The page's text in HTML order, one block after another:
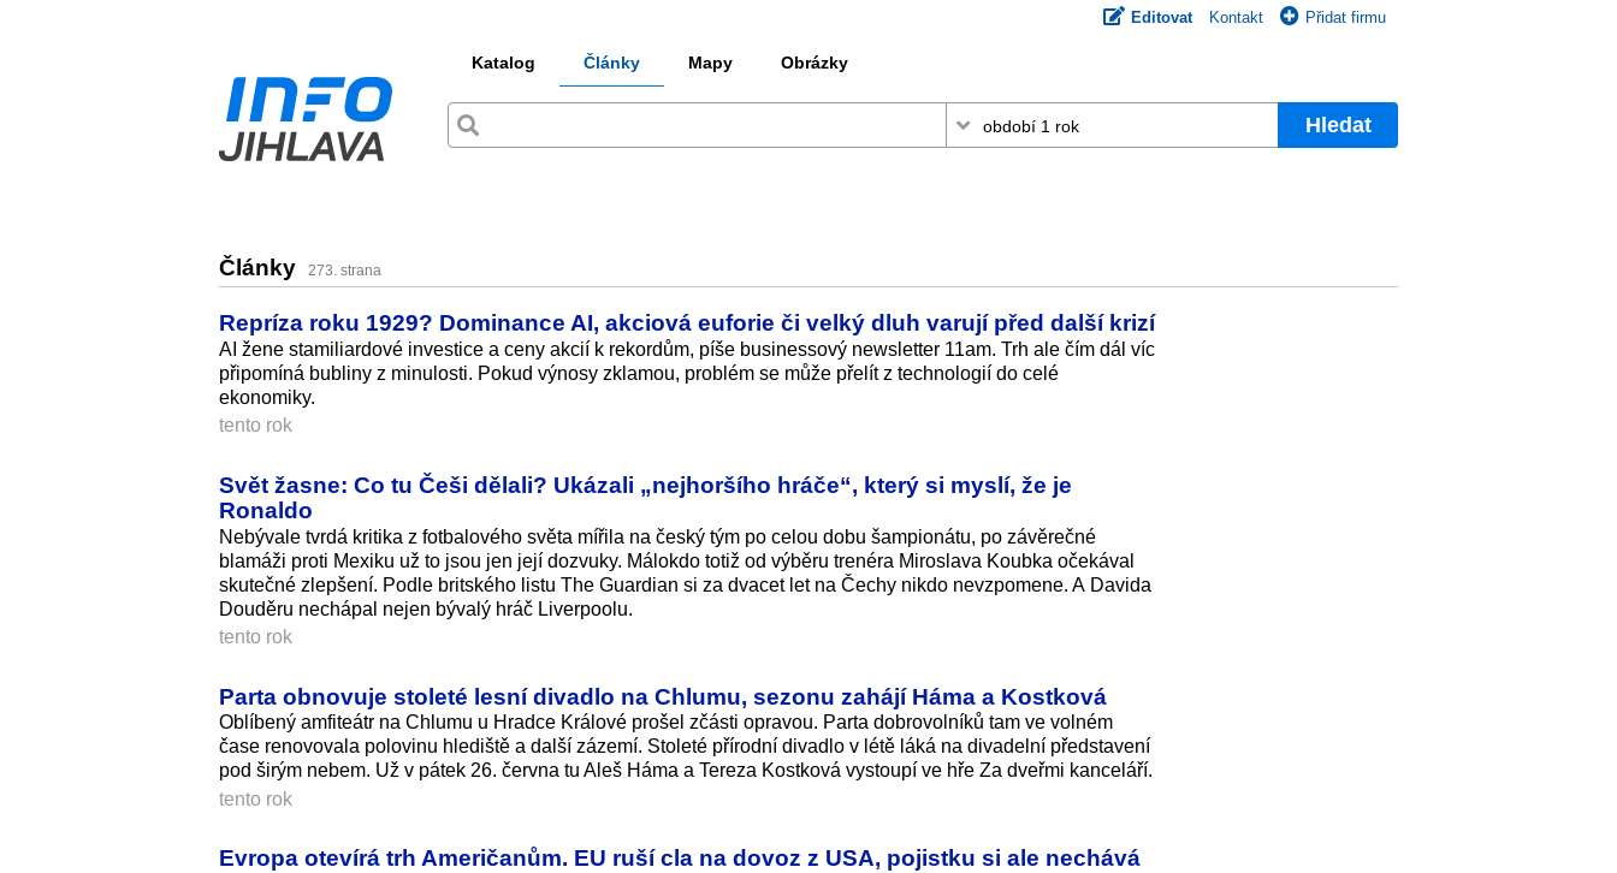
Editovat Kontakt Přidat firmu
Katalog Články Mapy Obrázky
Hledat
Články 273. strana
Repríza roku 1929? Dominance AI, akciová euforie či velký dluh varují před další krizí
AI žene stamiliardové investice a ceny akcií k rekordům, píše businessový newsletter 11am. Trh ale čím dál víc
připomíná bubliny z minulosti. Pokud výnosy zklamou, problém se může přelít z technologií do celé
ekonomiky.
tento rok
Svět žasne: Co tu Češi dělali? Ukázali „nejhoršího hráče“, který si myslí, že je
Ronaldo
Nebývale tvrdá kritika z fotbalového světa mířila na český tým po celou dobu šampionátu, po závěrečné
blamáži proti Mexiku už to jsou jen její dozvuky. Málokdo totiž od výběru trenéra Miroslava Koubka očekával
skutečné zlepšení. Podle britského listu The Guardian si za dvacet let na Čechy nikdo nevzpomene. A Davida
Douděru nechápal nejen bývalý hráč Liverpoolu.
tento rok
Parta obnovuje stoleté lesní divadlo na Chlumu, sezonu zahájí Háma a Kostková
Oblíbený amfiteátr na Chlumu u Hradce Králové prošel zčásti opravou. Parta dobrovolníků tam ve volném
čase renovovala polovinu hlediště a další zázemí. Stoleté přírodní divadlo v létě láká na divadelní představení
pod širým nebem. Už v pátek 26. června tu Aleš Háma a Tereza Kostková vystoupí ve hře Za dveřmi kanceláří.
tento rok
Evropa otevírá trh Američanům. EU ruší cla na dovoz z USA, pojistku si ale nechává